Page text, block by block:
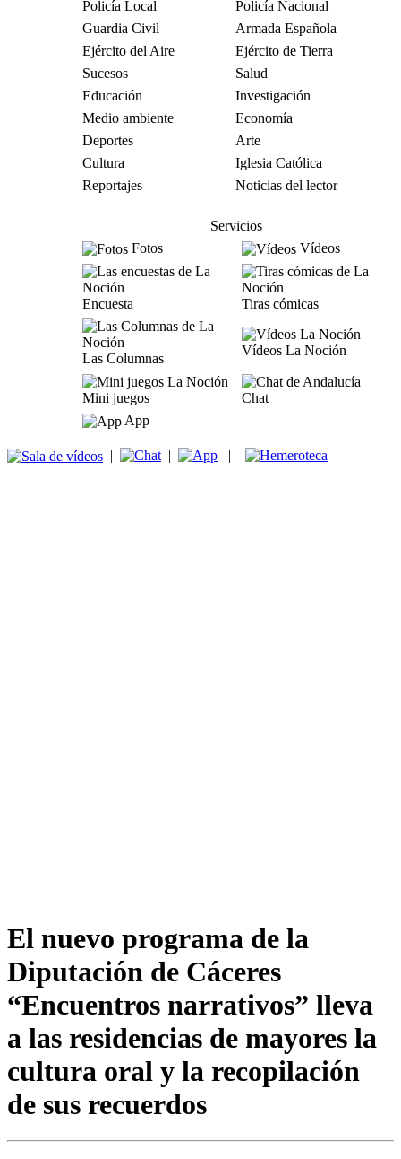
Policía Local
Policía Nacional
Guardia Civil
Armada Española
Ejército del Aire
Ejército de Tierra
Sucesos
Salud
Educación
Investigación
Medio ambiente
Economía
Deportes
Arte
Cultura
Iglesia Católica
Reportajes
Noticias del lector
Servicios
Fotos
Vídeos
Encuesta Tiras cómicas
Las Columnas
Vídeos La Noción
Mini juegos
Chat
App
| | |
El nuevo programa de la
Diputación de Cáceres
“Encuentros narrativos” lleva
a las residencias de mayores la
cultura oral y la recopilación
de sus recuerdos